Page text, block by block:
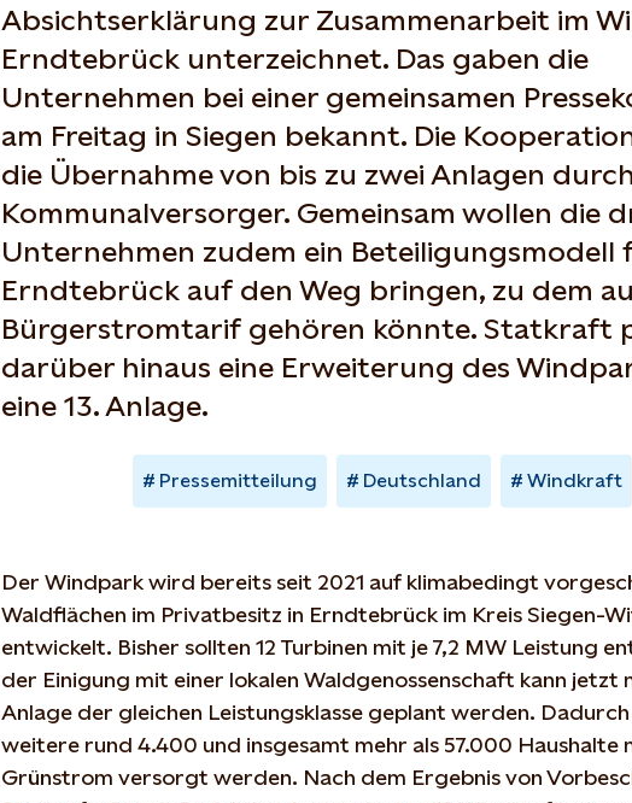
Absichtserklärung zur Zusammenarbeit im
Erndtebrück unterzeichnet. Das gaben die
Unternehmen bei einer gemeinsamen
am Freitag in Siegen bekannt. Die
die Übernahme von bis zu zwei Anlagen
Kommunalversorger. Gemeinsam wollen die
Unternehmen zudem ein Beteiligungsmodell
Erndtebrück auf den Weg bringen, zu dem
Bürgerstromtarif gehören könnte. Statkraft
darüber hinaus eine Erweiterung des
eine 13. Anlage.
Pressemitteilung Deutschland Windkraft
Der Windpark wird bereits seit 2021 auf klimabedingt
Waldflächen im Privatbesitz in Erndtebrück im Kreis Siegen-
entwickelt. Bisher sollten 12 Turbinen mit je 7,2 MW Leistung
der Einigung mit einer lokalen Waldgenossenschaft kann jetzt
Anlage der gleichen Leistungsklasse geplant werden.
weitere rund 4.400 und insgesamt mehr als 57.000 Haushalte
Grünstrom versorgt werden. Nach dem Ergebnis von